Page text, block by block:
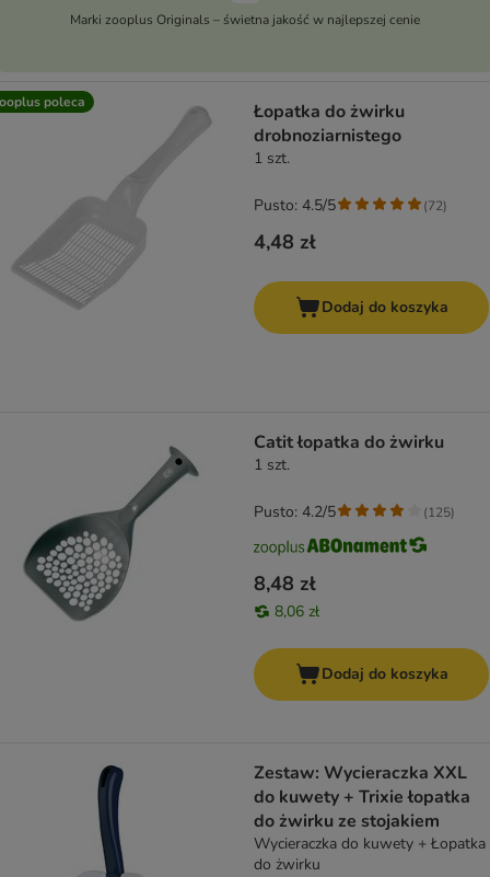
Marki zooplus Originals – świetna jakość w najlepszej cenie
poleca
Łopatka do żwirku
drobnoziarnistego
1 szt.
4,48 zł
Pusto: 4.5/5 (72)
Dodaj do koszyka
Catit łopatka do żwirku
1 szt.
8,48 zł
8,06 zł
Pusto: 4.2/5 (125)
Dodaj do koszyka
Zestaw: Wycieraczka XXL
do kuwety + Trixie łopatka
do żwirku ze stojakiem
Wycieraczka do kuwety + Łopatka
do żwirku